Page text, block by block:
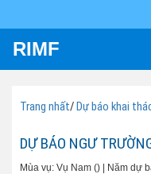
RIMF
Trang nhất/Dự báo khai
DỰ BÁO NGƯ
Mùa vụ: Vụ Nam () | Năm dự